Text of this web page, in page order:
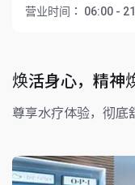
营业时间：
06:00 -
焕活身心，精神
尊享水疗体验，彻底